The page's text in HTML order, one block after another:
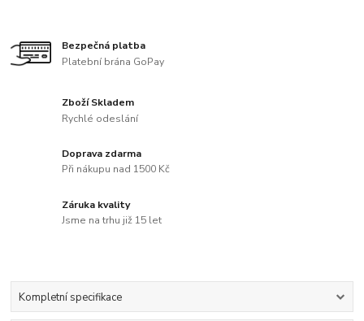
Bezpečná platba
Platební brána GoPay
Zboží Skladem
Rychlé odeslání
Doprava zdarma
Při nákupu nad 1500 Kč
Záruka kvality
Jsme na trhu již 15 let
Kompletní specifikace